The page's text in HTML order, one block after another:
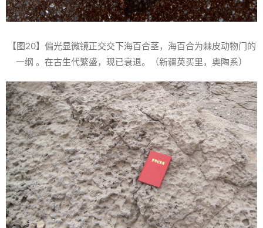
【图20】偏光显微镜正交交下海百合茎，海百合为棘皮动物门的
一纲 。在古生代繁盛，现已衰退。（新疆英买里，奥陶系）